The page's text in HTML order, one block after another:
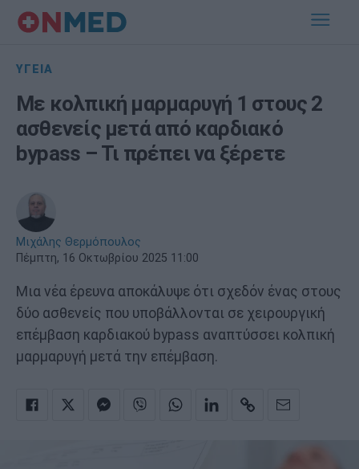
ΥΓΕΙΑ
Με κολπική μαρμαρυγή 1 στους 2
ασθενείς μετά από καρδιακό
bypass – Τι πρέπει να ξέρετε
Μιχάλης Θερμόπουλος
Πέμπτη, 16 Οκτωβρίου 2025 11:00
Μια νέα έρευνα αποκάλυψε ότι σχεδόν ένας στους
δύο ασθενείς που υποβάλλονται σε χειρουργική
επέμβαση καρδιακού bypass αναπτύσσει κολπική
μαρμαρυγή μετά την επέμβαση.